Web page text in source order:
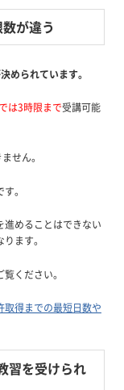
が違う
められています。
は3時限まで受講可能
せん。
。
めることはできない
ます。
ください。
取得までの最短日数や
習を受けられ